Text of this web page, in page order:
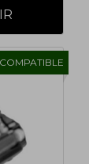
COMPATIBLE